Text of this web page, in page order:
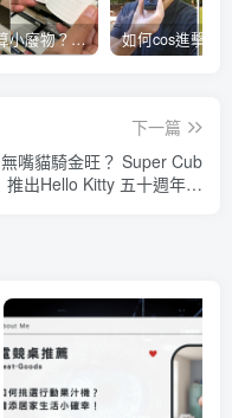
到底算不算小廢物？密碼管理小本本開賣
下一篇
無嘴貓騎金旺？ Super Cub
推出Hello Kitty 五十週年紀